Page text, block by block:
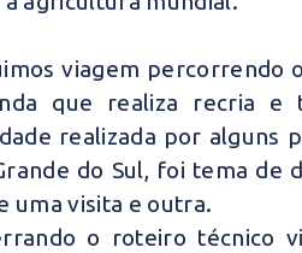
viagem percorrendo
que realiza recria e
realizada por alguns
do Sul, foi tema de
uma visita e outra.
o roteiro técnico